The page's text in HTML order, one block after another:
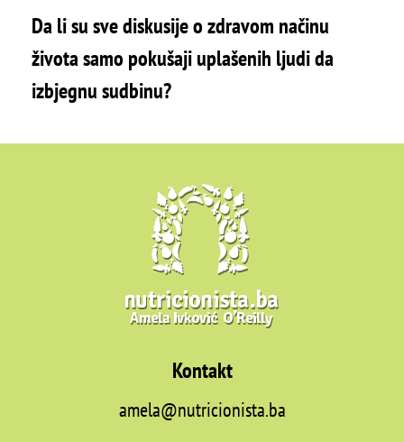
Da li su sve diskusije o zdravom načinu
života samo pokušaji uplašenih ljudi da
izbjegnu sudbinu?
Kontakt
amela@nutricionista.ba